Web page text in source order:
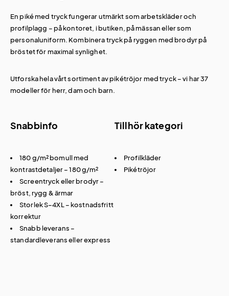
En piké med tryck fungerar utmärkt som arbetskläder och
profilplagg – på kontoret, i butiken, på mässan eller som
personaluniform. Kombinera tryck på ryggen med brodyr på
bröstet för maximal synlighet.
Utforska hela vårt sortiment avpikétröjor med tryck– vi har 37
modeller för herr, dam och barn.
Snabbinfo
180 g/m² bomull med
kontrastdetaljer – 180 g/m²
Screentryck eller brodyr –
bröst, rygg & ärmar
Storlek S–4XL – kostnadsfritt
korrektur
Snabb leverans –
standardleverans eller express
Tillhör kategori
Profilkläder
Pikétröjor